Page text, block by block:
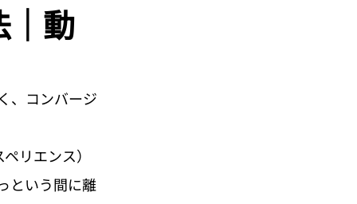
｜動
、コンバージ
リエンス）
という間に離